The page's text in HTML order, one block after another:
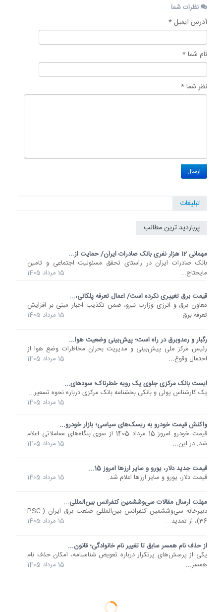
نظرات شما
آدرس ایمیل *
نام شما *
نظر شما *
تبلیغات
پربازدید ترین مطالب
مهمانی 12 هزار نفری بانک صادرات ایران/ حمایت از...
​بانک صادرات ایران در راستای تحقق مسئولیت اجتماعی و تامین
مایحتاج...
15 مرداد 1405
قیمت برق تغییری نکرده است/ اعمال تعرفه پلکانی،...
معاون برق و انرژی وزارت نیرو، ضمن تکذیب اخبار مبنی بر افزایش
تعرفه برق...
15 مرداد 1405
رگبار و رعدوبرق در راه است؛ پیش‌بینی وضعیت هوا...
رئیس مرکز ملی پیش‌بینی و مدیریت بحران مخاطرات وضع هوا از
احتمال وقوع...
15 مرداد 1405
ایست بانک مرکزی جلوی یک رویه خطرناک؛ سودهای...
یک کارشناس پولی و بانکی بخشنامه بانک مرکزی درباره نحوه تسعیر...
15 مرداد 1405
واکنش قیمت خودرو به ریسک‌های سیاسی؛ بازار خودرو...
قیمت خودرو امروز 15 مرداد 1405 از سوی بنگاه‌های معاملاتی اعلام
شد. در این...
15 مرداد 1405
قیمت جدید دلار، یورو و سایر ارزها امروز 15...
قیمت دلار، یورو و سایر ارزها اعلام شد.
15 مرداد 1405
مهلت ارسال مقالات سی‌وششمین کنفرانس بین‌المللی...
دبیرخانه سی‌وششمین کنفرانس بین‌المللی صنعت برق ایران (PSC-
36)، از تمدید...
15 مرداد 1405
از حذف نام همسر سابق تا تغییر نام خانوادگی؛ قانون...
یکی از پرسش‌های پرتکرار درباره تعویض شناسنامه، امکان حذف نام
همسر...
15 مرداد 1405